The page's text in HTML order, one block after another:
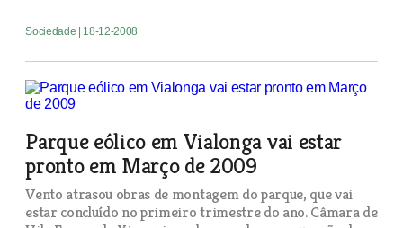
Sociedade | 18-12-2008
Parque eólico em Vialonga vai estar
pronto em Março de 2009
Vento atrasou obras de montagem do parque, que vai
estar concluído no primeiro trimestre do ano. Câmara de